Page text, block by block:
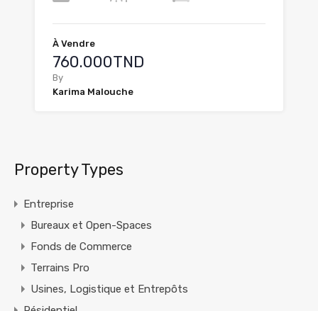
À Vendre
760.000TND
By
Karima Malouche
Property Types
Entreprise
Bureaux et Open-Spaces
Fonds de Commerce
Terrains Pro
Usines, Logistique et Entrepôts